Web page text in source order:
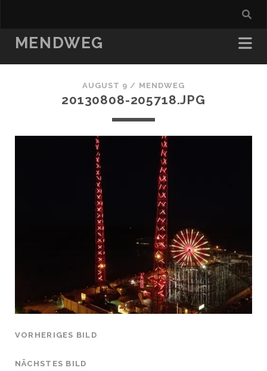
MENDWEG
AUGUST 9 / MENDWEG
20130808-205718.JPG
VORHERIGES BILD
NÄCHSTES BILD